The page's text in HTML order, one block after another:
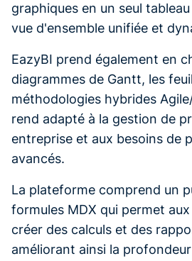
graphiques en un seul
vue d'ensemble unifiée et
EazyBI prend également en
diagrammes de Gantt, les
méthodologies hybrides
rend adapté à la gestion de
entreprise et aux besoins de
avancés.
La plateforme comprend un
formules MDX qui permet
créer des calculs et des
améliorant ainsi la